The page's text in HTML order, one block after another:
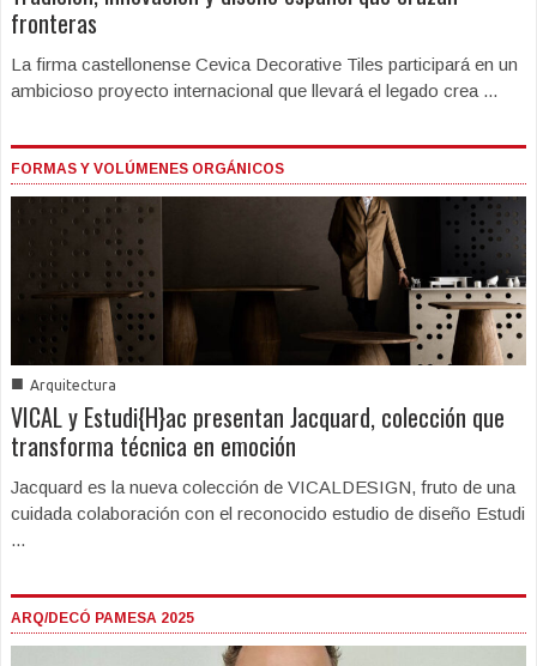
fronteras
La firma castellonense Cevica Decorative Tiles participará en un
ambicioso proyecto internacional que llevará el legado crea ...
FORMAS Y VOLÚMENES ORGÁNICOS
■ Arquitectura
VICAL y Estudi{H}ac presentan Jacquard, colección que
transforma técnica en emoción
Jacquard es la nueva colección de VICALDESIGN, fruto de una
cuidada colaboración con el reconocido estudio de diseño Estudi
...
ARQ/DECÓ PAMESA 2025